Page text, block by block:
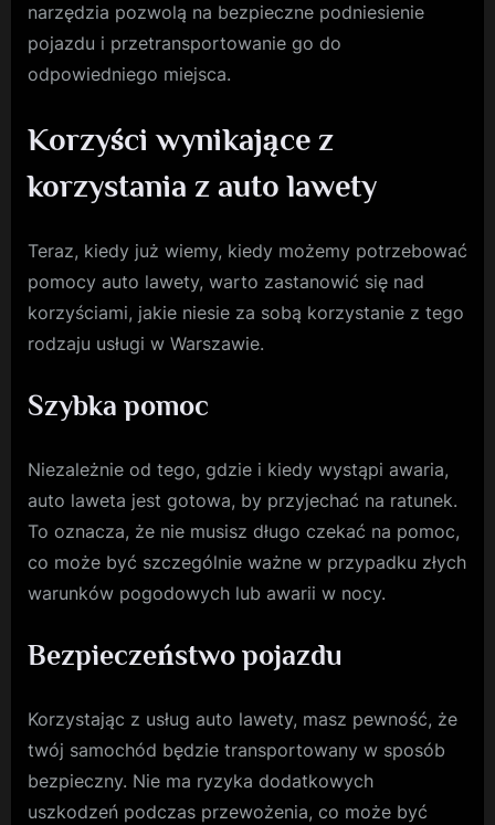
narzędzia pozwolą na bezpieczne podniesienie
pojazdu i przetransportowanie go do
odpowiedniego miejsca.
Korzyści wynikające z
korzystania z auto lawety
Teraz, kiedy już wiemy, kiedy możemy potrzebować
pomocy auto lawety, warto zastanowić się nad
korzyściami, jakie niesie za sobą korzystanie z tego
rodzaju usługi w Warszawie.
Szybka pomoc
Niezależnie od tego, gdzie i kiedy wystąpi awaria,
auto laweta jest gotowa, by przyjechać na ratunek.
To oznacza, że nie musisz długo czekać na pomoc,
co może być szczególnie ważne w przypadku złych
warunków pogodowych lub awarii w nocy.
Bezpieczeństwo pojazdu
Korzystając z usług auto lawety, masz pewność, że
twój samochód będzie transportowany w sposób
bezpieczny. Nie ma ryzyka dodatkowych
uszkodzeń podczas przewożenia, co może być